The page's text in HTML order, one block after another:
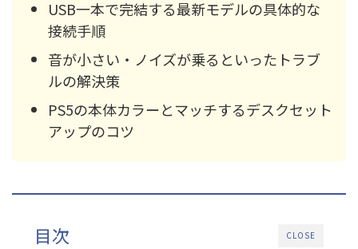
USB一本で完結する最新モデルの具体的な
接続手順
音が小さい・ノイズが乗るといったトラブ
ルの解決策
PS5の本体カラーとマッチするデスクセット
アップのコツ
CLOSE
目次